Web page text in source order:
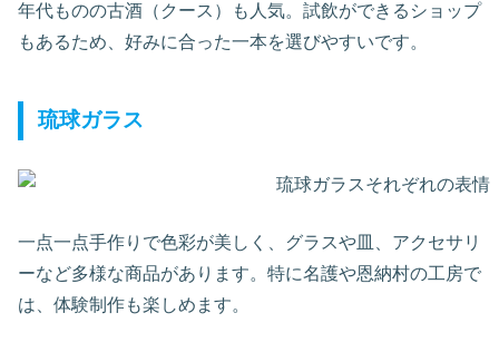
年代ものの古酒（クース）も人気。試飲ができるショップ
もあるため、好みに合った一本を選びやすいです。
琉球ガラス
一点一点手作りで色彩が美しく、グラスや皿、アクセサリ
ーなど多様な商品があります。特に名護や恩納村の工房で
は、体験制作も楽しめます。